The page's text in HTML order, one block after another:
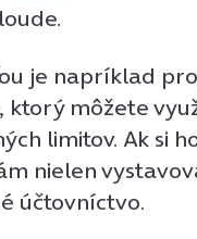
je napríklad
môžete
limitov. Ak si
nielen
účtovníctvo.